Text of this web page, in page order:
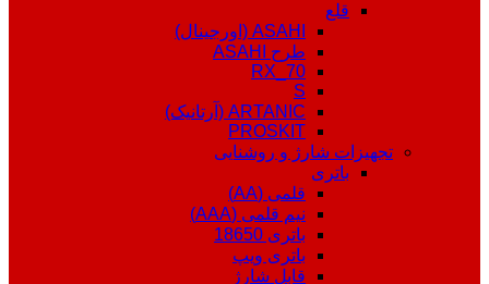
قلع
ASAHI (اورجینال)
طرح ASAHI
RX_70
S
ARTANIC (آرتانیک)
PROSKIT
تجهیزات شارژ و روشنایی
باتری
قلمی (AA)
نیم قلمی (AAA)
باتری 18650
باتری ویپ
قابل شارژ